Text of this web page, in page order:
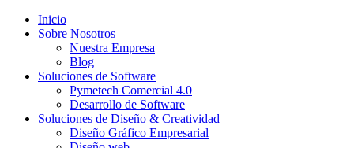
Inicio
Sobre Nosotros
Nuestra Empresa
Blog
Soluciones de Software
Pymetech Comercial 4.0
Desarrollo de Software
Soluciones de Diseño & Creatividad
Diseño Gráfico Empresarial